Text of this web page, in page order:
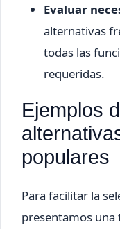
Evaluar
alternativas
todas las
requeridas.
Ejemplos
populares
Para facilitar la
presentamos una